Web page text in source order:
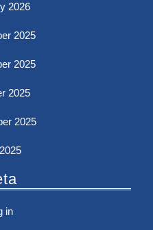
2026
2025
2025
2025
2025
in